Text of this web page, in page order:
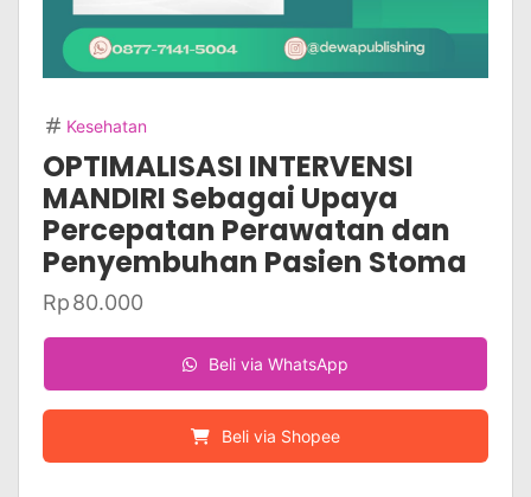
Kesehatan
OPTIMALISASI INTERVENSI
MANDIRI Sebagai Upaya
Percepatan Perawatan dan
Penyembuhan Pasien Stoma
Rp80.000
Beli via WhatsApp
Beli via Shopee